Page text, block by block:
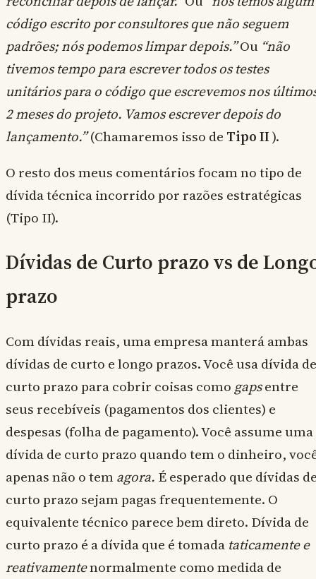
código escrito por consultores que não seguem
padrões; nós podemos limpar depois.”Ou “não
tivemos tempo para escrever todos os testes
unitários para o código que escrevemos nos
2 meses do projeto. Vamos escrever depois do
lançamento.”(Chamaremos isso de Tipo II).
O resto dos meus comentários focam no tipo de
dívida técnica incorrido por razões estratégicas
(Tipo II).
Dívidas de Curto prazo vs de
prazo
Com dívidas reais, uma empresa manterá ambas
dívidas de curto e longo prazos. Você usa dívida de
curto prazo para cobrir coisas como gapsentre
seus recebíveis (pagamentos dos clientes) e
despesas (folha de pagamento). Você assume uma
dívida de curto prazo quando tem o dinheiro,
apenas não o temagora. É esperado que dívidas
curto prazo sejam pagas frequentemente. O
equivalente técnico parece bem direto. Dívida de
curto prazo é a dívida que é tomada taticamente e
reativamentenormalmente como medida de